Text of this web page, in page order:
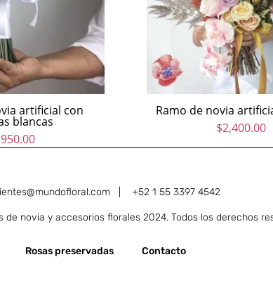
artificial con
blancas
Ramo de novia
$2,400.00
| +52 1 55 3397 4542
de novia y accesorios florales 2024. Todos los derechos
Rosas preservadas Contacto